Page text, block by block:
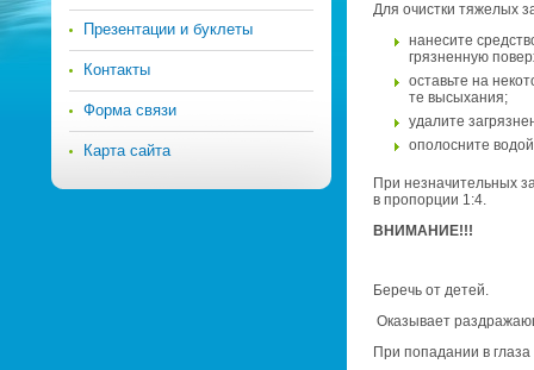
Для очист­ки тя­же­лых
на­не­си­те
гряз­нен­ную
оставь­те на
те вы­сы­ха­ния;
уда­ли­те
опо­лос­ни­те водой
При незна­чи­тель­ных
в про­пор­ции 1:4.
ВНИ­МА­НИЕ!!!
Бе­речь от детей.
Ока­зы­ва­ет
При по­па­да­нии в
Презентации и буклеты
Контакты
Форма связи
Карта сайта